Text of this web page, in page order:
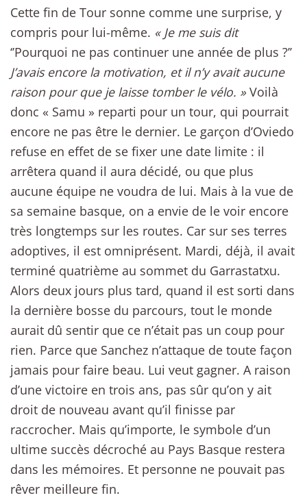
Cette fin de Tour sonne comme une surprise, y
compris pour lui-même. « Je me suis dit
‘’Pourquoi ne pas continuer une année de plus ?’’
J’avais encore la motivation, et il n’y avait aucune
raison pour que je laisse tomber le vélo. » Voilà
donc « Samu » reparti pour un tour, qui pourrait
encore ne pas être le dernier. Le garçon d’Oviedo
refuse en effet de se fixer une date limite : il
arrêtera quand il aura décidé, ou que plus
aucune équipe ne voudra de lui. Mais à la vue de
sa semaine basque, on a envie de le voir encore
très longtemps sur les routes. Car sur ses terres
adoptives, il est omniprésent. Mardi, déjà, il avait
terminé quatrième au sommet du Garrastatxu.
Alors deux jours plus tard, quand il est sorti dans
la dernière bosse du parcours, tout le monde
aurait dû sentir que ce n’était pas un coup pour
rien. Parce que Sanchez n’attaque de toute façon
jamais pour faire beau. Lui veut gagner. A raison
d’une victoire en trois ans, pas sûr qu’on y ait
droit de nouveau avant qu’il finisse par
raccrocher. Mais qu’importe, le symbole d’un
ultime succès décroché au Pays Basque restera
dans les mémoires. Et personne ne pouvait pas
rêver meilleure fin.